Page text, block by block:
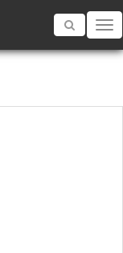
Toggle